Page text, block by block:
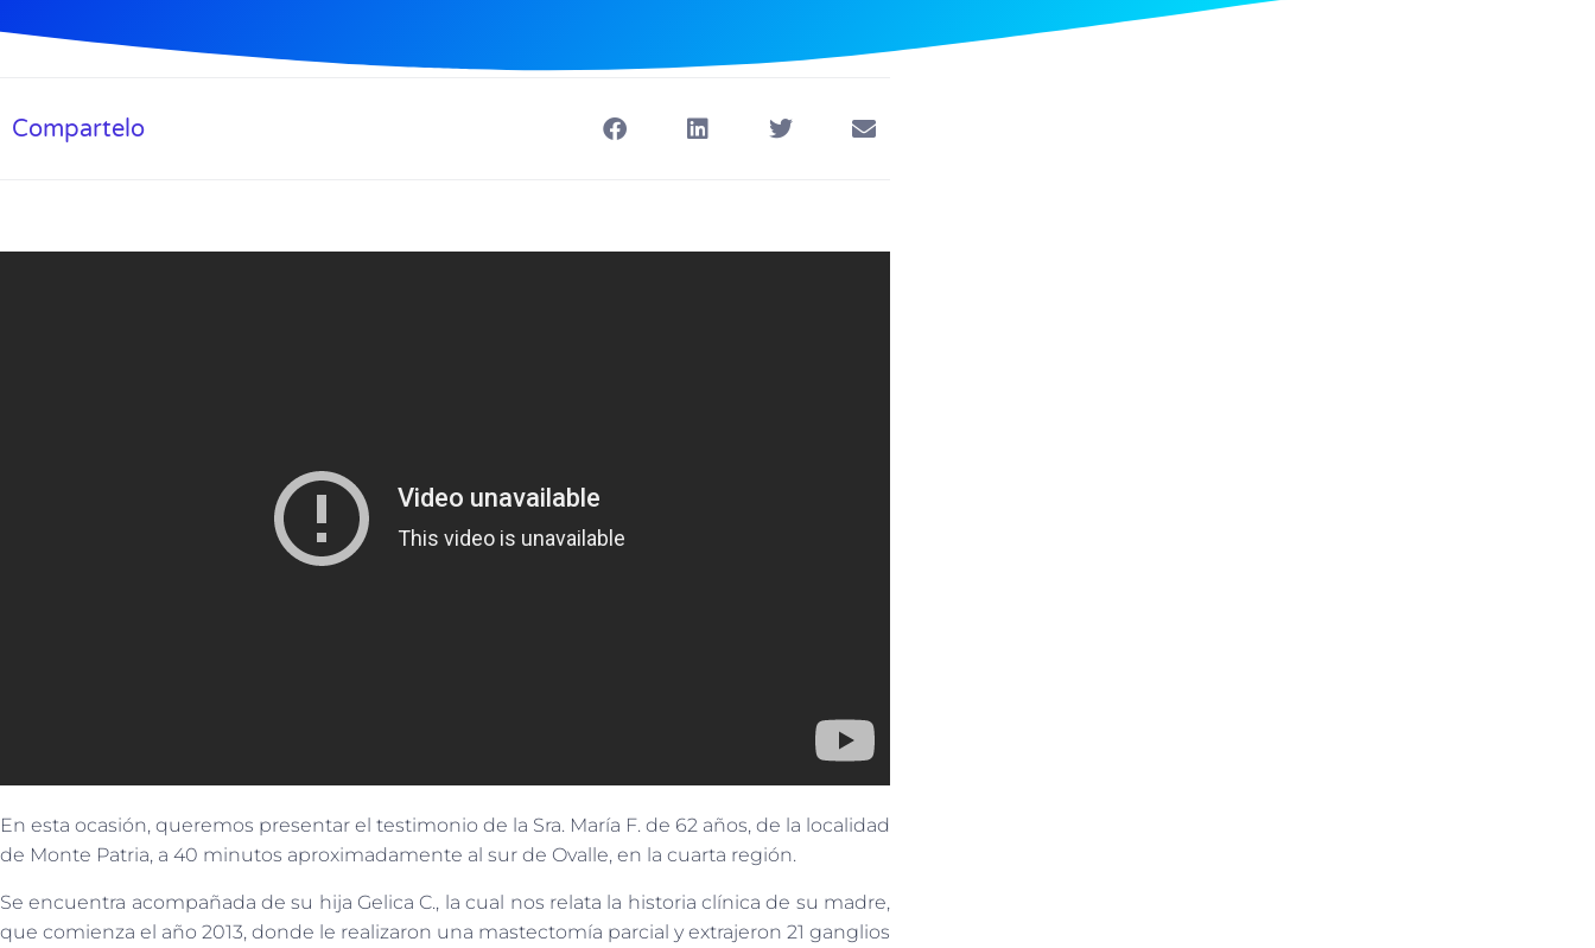
Compartelo
En esta ocasión, queremos presentar el testimonio de la Sra. María F. de 62 años, de la localidad
de Monte Patria, a 40 minutos aproximadamente al sur de Ovalle, en la cuarta región.
Se encuentra acompañada de su hija Gelica C., la cual nos relata la historia clínica de su madre,
que comienza el año 2013, donde le realizaron una mastectomía parcial y extrajeron 21 ganglios